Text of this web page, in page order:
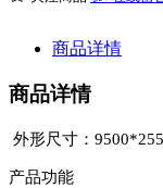
商品详情
商品详情
外形尺寸：
产品功能